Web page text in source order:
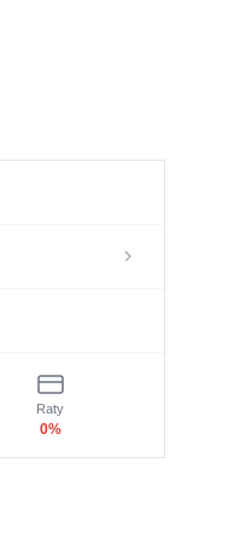
Raty
0%